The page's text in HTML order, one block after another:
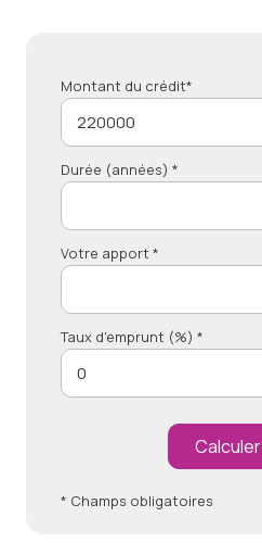
Montant du crédit*
Durée (années) *
Votre apport *
Taux d'emprunt (%) *
Calculer
* Champs obligatoires